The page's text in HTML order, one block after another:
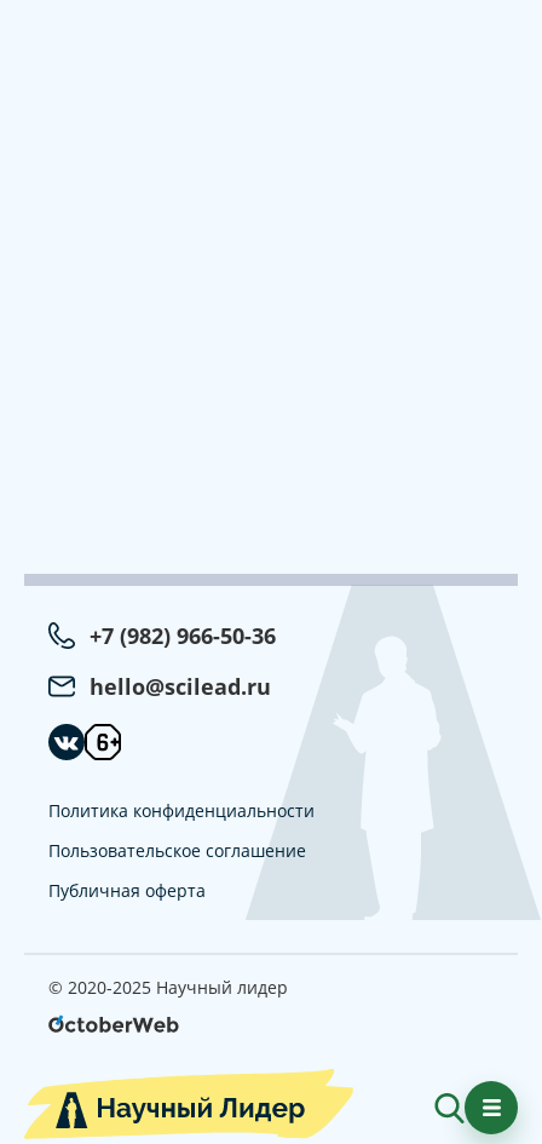
+7 (982) 966-50-36
hello@scilead.ru
Политика конфиденциальности
Пользовательское соглашение
Публичная оферта
© 2020-2025 Научный лидер